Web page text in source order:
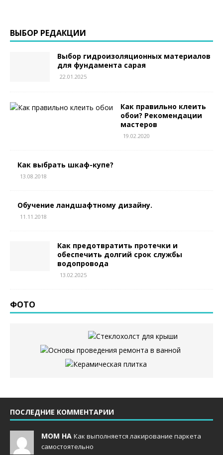
ВЫБОР РЕДАКЦИИ
Выбор гидроизоляционных материалов
для фундамента сарая
22.01.2025
Как правильно клеить
обои? Рекомендации
мастеров
19.02.2020
Как выбрать шкаф-купе?
13.08.2018
Обучение ландшафтному дизайну.
11.11.2018
Как предотвратить протечки и
обеспечить долгий срок службы
водопровода
13.02.2025
ФОТО
ПОСЛЕДНИЕ КОММЕНТАРИИ
MOM НА Как выполняется лакирование паркета
самостоятельно